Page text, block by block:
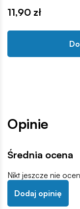
11,90 zł
Opinie
Średnia ocena
Nikt jeszcze nie
Dodaj opinię